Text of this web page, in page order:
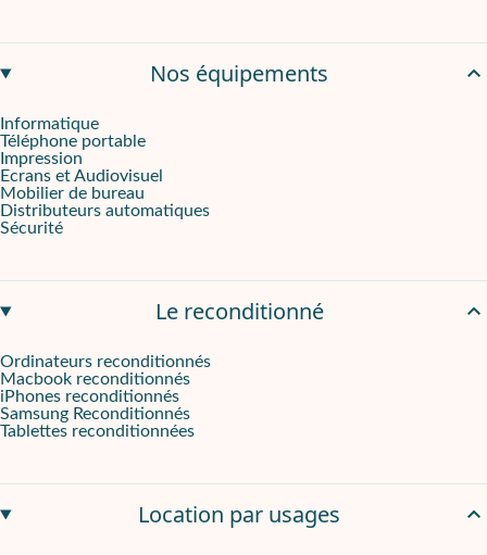
Nos équipements
Informatique
Téléphone portable
Impression
Ecrans et Audiovisuel
Mobilier de bureau
Distributeurs automatiques
Sécurité
Le reconditionné
Ordinateurs reconditionnés
Macbook reconditionnés
iPhones reconditionnés
Samsung Reconditionnés
Tablettes reconditionnées
Location par usages